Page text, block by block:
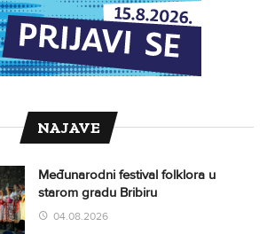
NAJAVE
Međunarodni festival folklora u
starom gradu Bribiru
04.08.2026